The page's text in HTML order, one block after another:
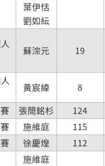
葉伊恬
劉如紜
蘇淙元 19
黃宸緯 8
張簡銘杉 124
施維庭 115
徐慶煌 112
施維庭